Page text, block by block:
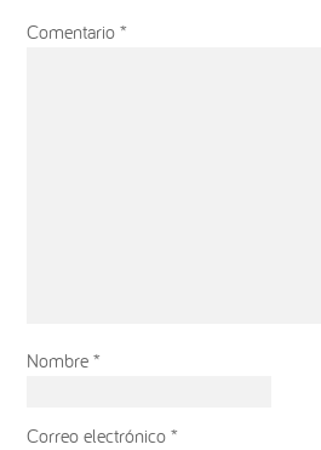
Comentario*
Nombre*
Correo electrónico*